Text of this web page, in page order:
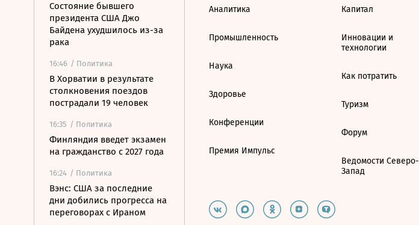
Состояние бывшего
президента США Джо
Байдена ухудшилось из-за
рака
16:46 / Политика
В Хорватии в результате
столкновения поездов
пострадали 19 человек
16:35 / Политика
Финляндия введет экзамен
на гражданство с 2027 года
16:24 / Политика
Вэнс: США за последние
дни добились прогресса на
переговорах с Ираном
Аналитика
Промышленность
Наука
Здоровье
Конференции
Премия Импульс
Капитал
Инновации и
технологии
Как потратить
Туризм
Форум
Ведомости Северо-
Запад